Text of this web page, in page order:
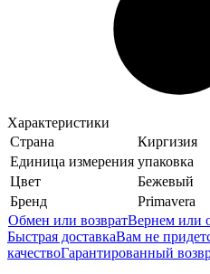
Характеристики
Страна
Киргизия
Единица измерения упаковка
Цвет
Бежевый
Бренд
Primavera
Обмен или возвратВернем или
Быстрая доставкаВам не
качествоГарантированный